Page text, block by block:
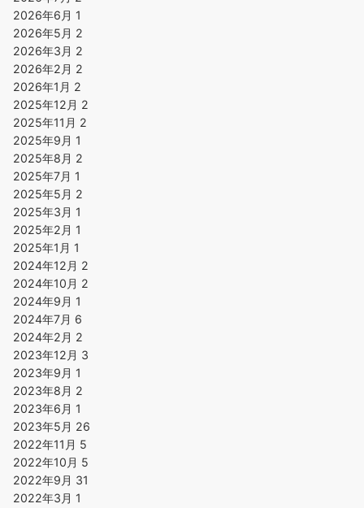
2026年6月 1
2026年5月 2
2026年3月 2
2026年2月 2
2026年1月 2
2025年12月 2
2025年11月 2
2025年9月 1
2025年8月 2
2025年7月 1
2025年5月 2
2025年3月 1
2025年2月 1
2025年1月 1
2024年12月 2
2024年10月 2
2024年9月 1
2024年7月 6
2024年2月 2
2023年12月 3
2023年9月 1
2023年8月 2
2023年6月 1
2023年5月 26
2022年11月 5
2022年10月 5
2022年9月 31
2022年3月 1